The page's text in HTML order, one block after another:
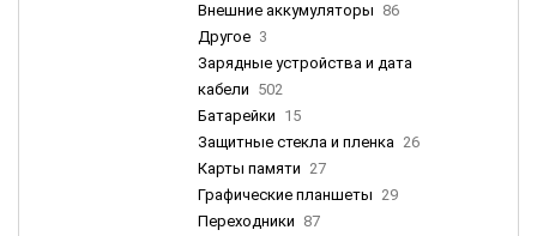
Внешние аккумуляторы 86
Другое 3
Зарядные устройства и дата
кабели 502
Батарейки 15
Защитные стекла и пленка 26
Карты памяти 27
Графические планшеты 29
Переходники 87